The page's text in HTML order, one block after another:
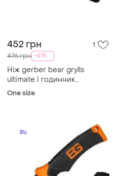
452 грн 1
476 грн -6%
Ніж gerber bear grylls
ultimate і годинник
swissarmy
One size